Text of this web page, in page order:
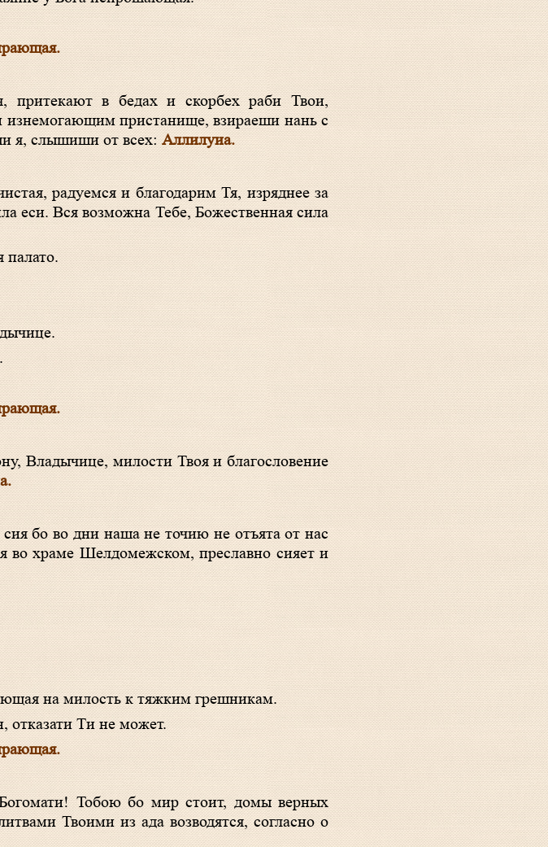
пристанище, взираеши нань с
я, слышиши от всех:Аллилуиа.
еси. Вся возможна Тебе, Божественная сила
во храме Шелдомежском, преславно сияет и
на милость к тяжким грешникам.
отказати Ти не может.
Твоими из ада возводятся, согласно о